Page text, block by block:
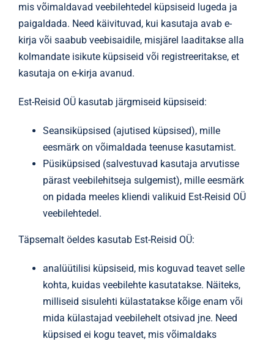
mis võimaldavad veebilehtedel küpsiseid lugeda ja
paigaldada. Need käivituvad, kui kasutaja avab e-
kirja või saabub veebisaidile, misjärel laaditakse alla
kolmandate isikute küpsiseid või registreeritakse, et
kasutaja on e-kirja avanud.
Est-Reisid OÜ kasutab järgmiseid küpsiseid:
Seansiküpsised (ajutised küpsised), mille
eesmärk on võimaldada teenuse kasutamist.
Püsiküpsised (salvestuvad kasutaja arvutisse
pärast veebilehitseja sulgemist), mille eesmärk
on pidada meeles kliendi valikuid Est-Reisid OÜ
veebilehtedel.
Täpsemalt öeldes kasutab Est-Reisid OÜ:
analüütilisi küpsiseid, mis koguvad teavet selle
kohta, kuidas veebilehte kasutatakse. Näiteks,
milliseid sisulehti külastatakse kõige enam või
mida külastajad veebilehelt otsivad jne. Need
küpsised ei kogu teavet, mis võimaldaks